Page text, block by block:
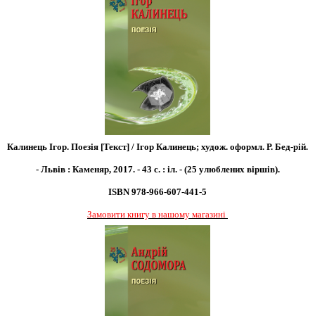
Калинець Ігор. Поезія [Текст] / Ігор Калинець; худож. оформл. Р. Бед-рій.
- Львів : Каменяр, 2017. - 43 с. : іл. - (25 улюблених віршів).
ISBN 978-966-607-441-5
Замовити книгу в нашому магазині